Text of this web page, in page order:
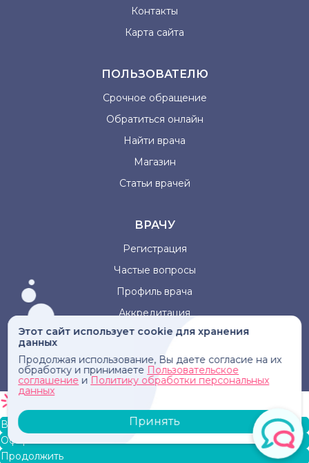
Этот сайт использует cookie для хранения
данных
Продолжая использование, Вы даете согласие на их
обработку и принимаете Пользовательское
соглашение и Политику обработки персональных
данных
Принять
Контакты
Карта сайта
ПОЛЬЗОВАТЕЛЮ
Срочное обращение
Обратиться онлайн
Найти врача
Магазин
Статьи врачей
ВРАЧУ
Регистрация
Частые вопросы
Профиль врача
Аккредитация
Информация, представленная на сайте, не может быть
использована для постановки диагноза, назначения
лечения и не заменяет прием врача.
В корзину
Оформление заказа
Продолжить